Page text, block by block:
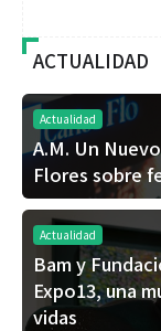
ACTUALIDAD
Actualidad
A.M. Un
Flores sobre
Actualidad
Bam y
Expo13, una
vidas